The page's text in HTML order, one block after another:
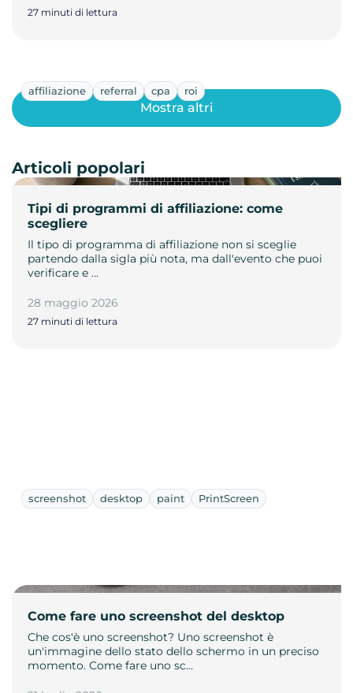
27 minuti di lettura
affiliazione referral cpa roi
Tipi di programmi di affiliazione: come
scegliere
Il tipo di programma di affiliazione non si sceglie
partendo dalla sigla più nota, ma dall'evento che puoi
verificare e …
28 maggio 2026
27 minuti di lettura
Mostra altri
Articoli popolari
screenshot desktop paint PrintScreen
Come fare uno screenshot del desktop
Che cos'è uno screenshot? Uno screenshot è
un'immagine dello stato dello schermo in un preciso
momento. Come fare uno sc…